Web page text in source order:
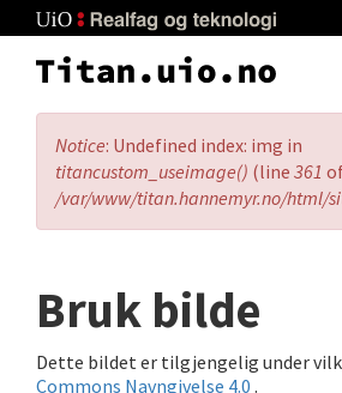
to
main
Error
message
Notice: Undefined index: img in
titancustom_useimage() (line 361
/var/www/titan.hannemyr.no/html/
Bruk bilde
Dette bildet er tilgjengelig under
Commons Navngivelse 4.0 .